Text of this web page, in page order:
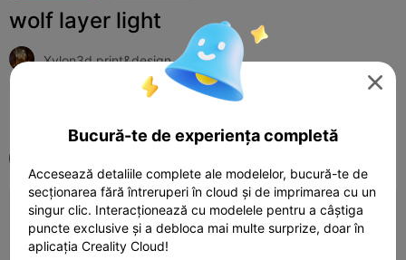
wolf layer light
Xylon3d print&design
0.16mm layer, 3 walls, 20 infill
 09h 51m

Bucură-te de experiența completă
Accesează detaliile complete ale modelelor, bucură-te de
secționarea fără întreruperi în cloud și de imprimarea cu un
singur clic. Interacționează cu modelele pentru a câștiga
puncte exclusive și a debloca mai multe surprize, doar în
aplicația Creality Cloud!